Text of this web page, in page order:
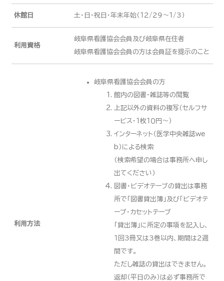
休館日 土・日・祝日・年末年始（１２/２９～１/３）
利用資格
岐阜県看護協会会員及び岐阜県在住者
岐阜県看護協会会員の方は会員証を提示のこと
利用方法
岐阜県看護協会会員の方
館内の図書・雑誌等の閲覧
上記以外の資料の複写（セルフサ
ービス・１枚１０円～）
インターネット（医学中央雑誌we
b）による検索
（検索希望の場合は事務所へ申し
出てください）
図書・ビデオテープの貸出は事務
所で「図書貸出簿」及び「ビデオテ
ープ・カセットテープ
「貸出簿」に所定の事項を記入し、
１回３冊又は３巻以内、期間は２週
間です。
ただし雑誌の貸出はできません。
返却（平日のみ）は必ず事務所で